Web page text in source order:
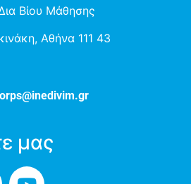
Βίου Μάθησης
Αθήνα 111 43
μας